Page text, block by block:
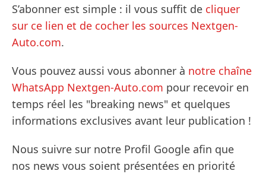
S’abonner est simple : il vous suffit de cliquer
sur ce lien et de cocher les sources Nextgen-
Auto.com.
Vous pouvez aussi vous abonner à notre chaîne
WhatsApp Nextgen-Auto.com pour recevoir en
temps réel les "breaking news" et quelques
informations exclusives avant leur publication !
Nous suivre sur notre Profil Google afin que
nos news vous soient présentées en priorité